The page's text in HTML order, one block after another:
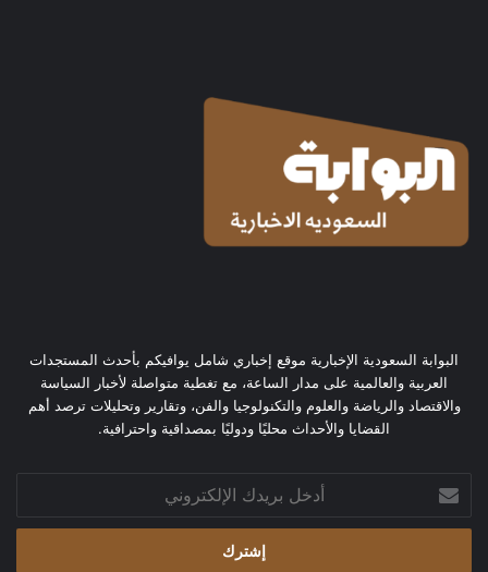
البوابة السعودية الإخبارية موقع إخباري شامل يوافيكم بأحدث المستجدات
العربية والعالمية على مدار الساعة، مع تغطية متواصلة لأخبار السياسة
والاقتصاد والرياضة والعلوم والتكنولوجيا والفن، وتقارير وتحليلات ترصد أهم
القضايا والأحداث محليًا ودوليًا بمصداقية واحترافية.
بريدك
الإلكتروني